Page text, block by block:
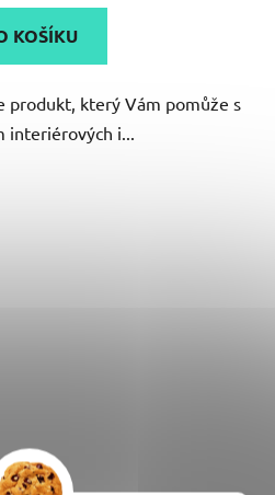
4,2
z
hvězdiček.
KOŠÍKU
produkt, který Vám pomůže s
i...